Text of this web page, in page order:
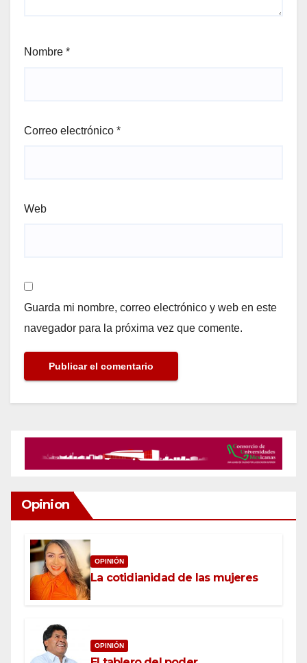
Nombre *
Correo electrónico *
Web
Guarda mi nombre, correo electrónico y web en este
navegador para la próxima vez que comente.
Opinion
OPINIÓN
La cotidianidad de las mujeres
OPINIÓN